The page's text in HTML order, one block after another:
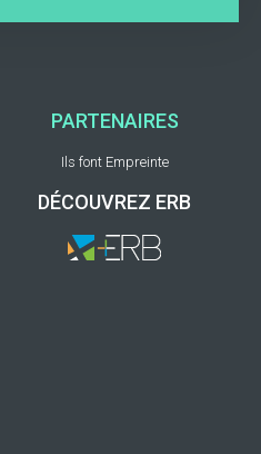
PARTENAIRES
Ils font Empreinte
DÉCOUVREZ ERB